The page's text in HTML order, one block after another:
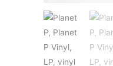
JAZZ&BLUES